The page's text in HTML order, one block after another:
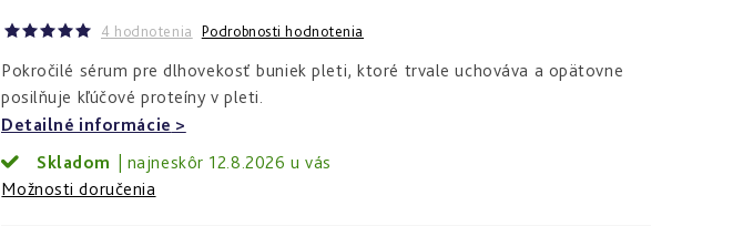
4 hodnotenia Podrobnosti hodnotenia
Pokročilé sérum pre dlhovekosť buniek pleti, ktoré trvale uchováva a opätovne
posilňuje kľúčové proteíny v pleti.
Detailné informácie
Skladom
12.8.2026
Možnosti doručenia